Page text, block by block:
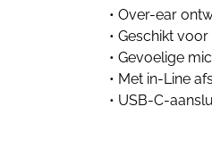
• Over-ear
• Geschikt
• Gevoelige
• Met in-Line
• USB-C-